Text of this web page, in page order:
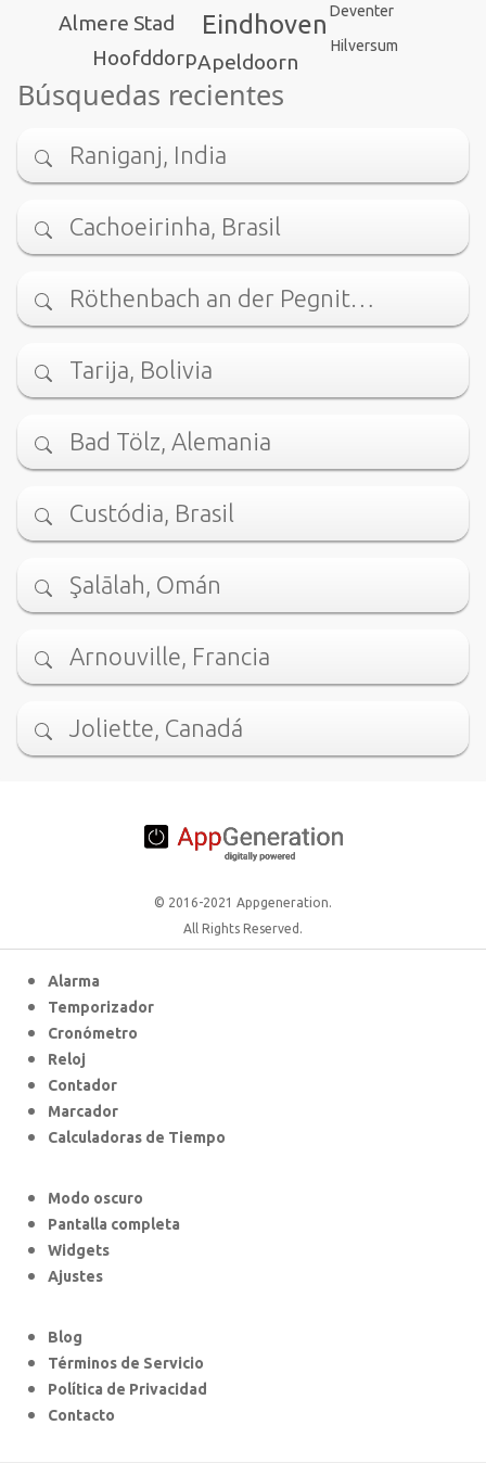
Eindhoven
Almere Stad
Apeldoorn
Hoofddorp
Deventer
Hilversum
Búsquedas recientes
Raniganj, India
Cachoeirinha, Brasil
Röthenbach an der Pegnit…
Tarija, Bolivia
Bad Tölz, Alemania
Custódia, Brasil
Şalālah, Omán
Arnouville, Francia
Joliette, Canadá
© 2016-2021 Appgeneration.
All Rights Reserved.
Alarma
Temporizador
Cronómetro
Reloj
Contador
Marcador
Calculadoras de Tiempo
Modo oscuro
Pantalla completa
Widgets
Ajustes
Blog
Términos de Servicio
Política de Privacidad
Contacto